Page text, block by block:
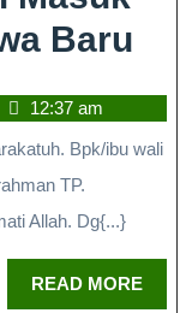
Baru
12:37 am
Bpk/ibu wali
TP.
Allah. Dg{...}
READ MORE